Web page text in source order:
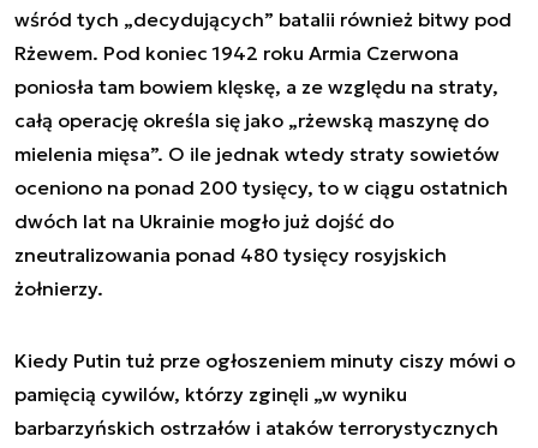
wśród tych „decydujących” batalii również bitwy pod
Rżewem. Pod koniec 1942 roku Armia Czerwona
poniosła tam bowiem klęskę, a ze względu na straty,
całą operację określa się jako „rżewską maszynę do
mielenia mięsa”. O ile jednak wtedy straty sowietów
oceniono na ponad 200 tysięcy, to w ciągu ostatnich
dwóch lat na Ukrainie mogło już dojść do
zneutralizowania ponad 480 tysięcy rosyjskich
żołnierzy.
Kiedy Putin tuż prze ogłoszeniem minuty ciszy mówi o
pamięcią cywilów, którzy zginęli „w wyniku
barbarzyńskich ostrzałów i ataków terrorystycznych